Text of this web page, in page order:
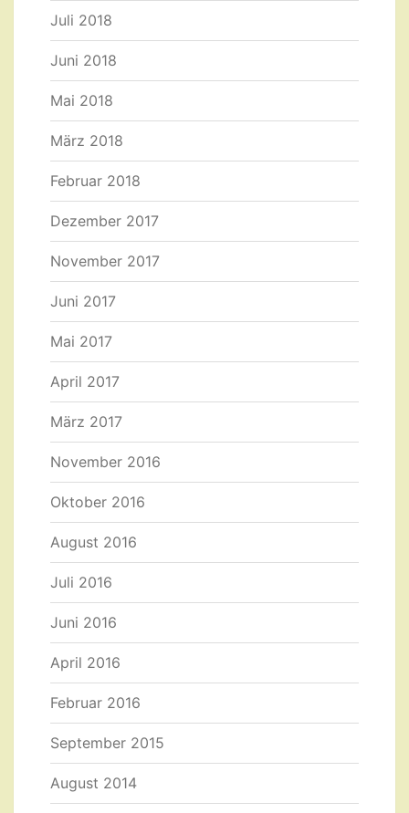
Juli 2018
Juni 2018
Mai 2018
März 2018
Februar 2018
Dezember 2017
November 2017
Juni 2017
Mai 2017
April 2017
März 2017
November 2016
Oktober 2016
August 2016
Juli 2016
Juni 2016
April 2016
Februar 2016
September 2015
August 2014